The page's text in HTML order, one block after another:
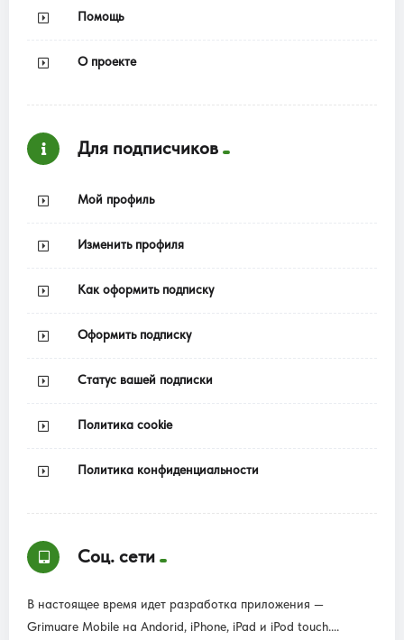
Помощь
О проекте
Для подписчиков
Мой профиль
Изменить профиля
Как оформить подписку
Оформить подписку
Статус вашей подписки
Политика cookie
Политика конфиденциальности
Соц. сети
В настоящее время идет разработка приложения —
Grimuare Mobile на Andorid, iPhone, iPad и iPod touch....